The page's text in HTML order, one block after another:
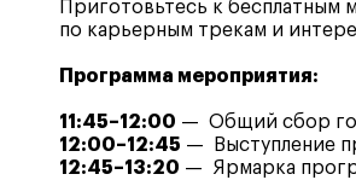
Приготовьтесь к бесплатным
по карьерным трекам и
Программа мероприятия:
11:45–12:00 — Общий сбор
12:00–12:45 — Выступление
12:45–13:20 — Ярмарка